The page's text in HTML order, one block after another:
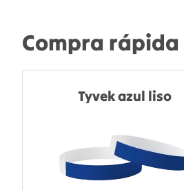
Compra
Tyvek azul liso